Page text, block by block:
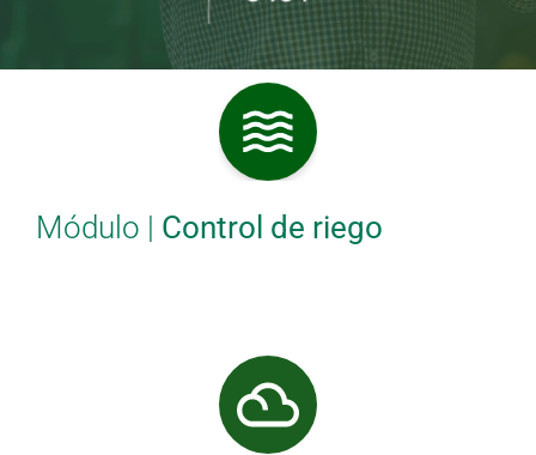
Módulo | Control de riego